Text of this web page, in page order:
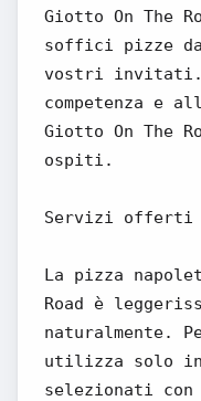
Giotto On The
soffici pizze
vostri
competenza e
Giotto On The
ospiti.
Servizi offerti
La pizza
Road è
naturalmente.
utilizza solo
selezionati